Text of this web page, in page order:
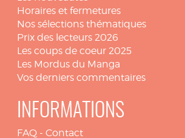
Horaires et fermetures
Nos sélections thématiques
Prix des lecteurs 2026
Les coups de coeur 2025
Les Mordus du Manga
Vos derniers commentaires
INFORMATIONS
FAQ - Contact